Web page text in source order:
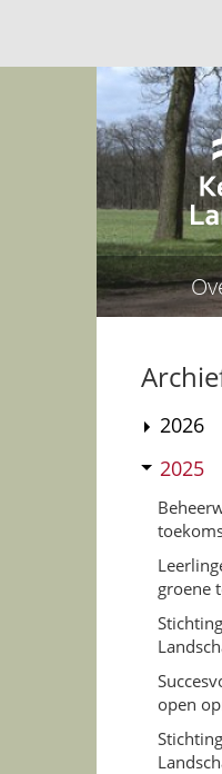
2026
2025
groene
open